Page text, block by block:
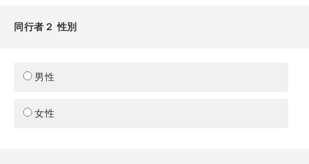
同行者２ 性別
男性
女性